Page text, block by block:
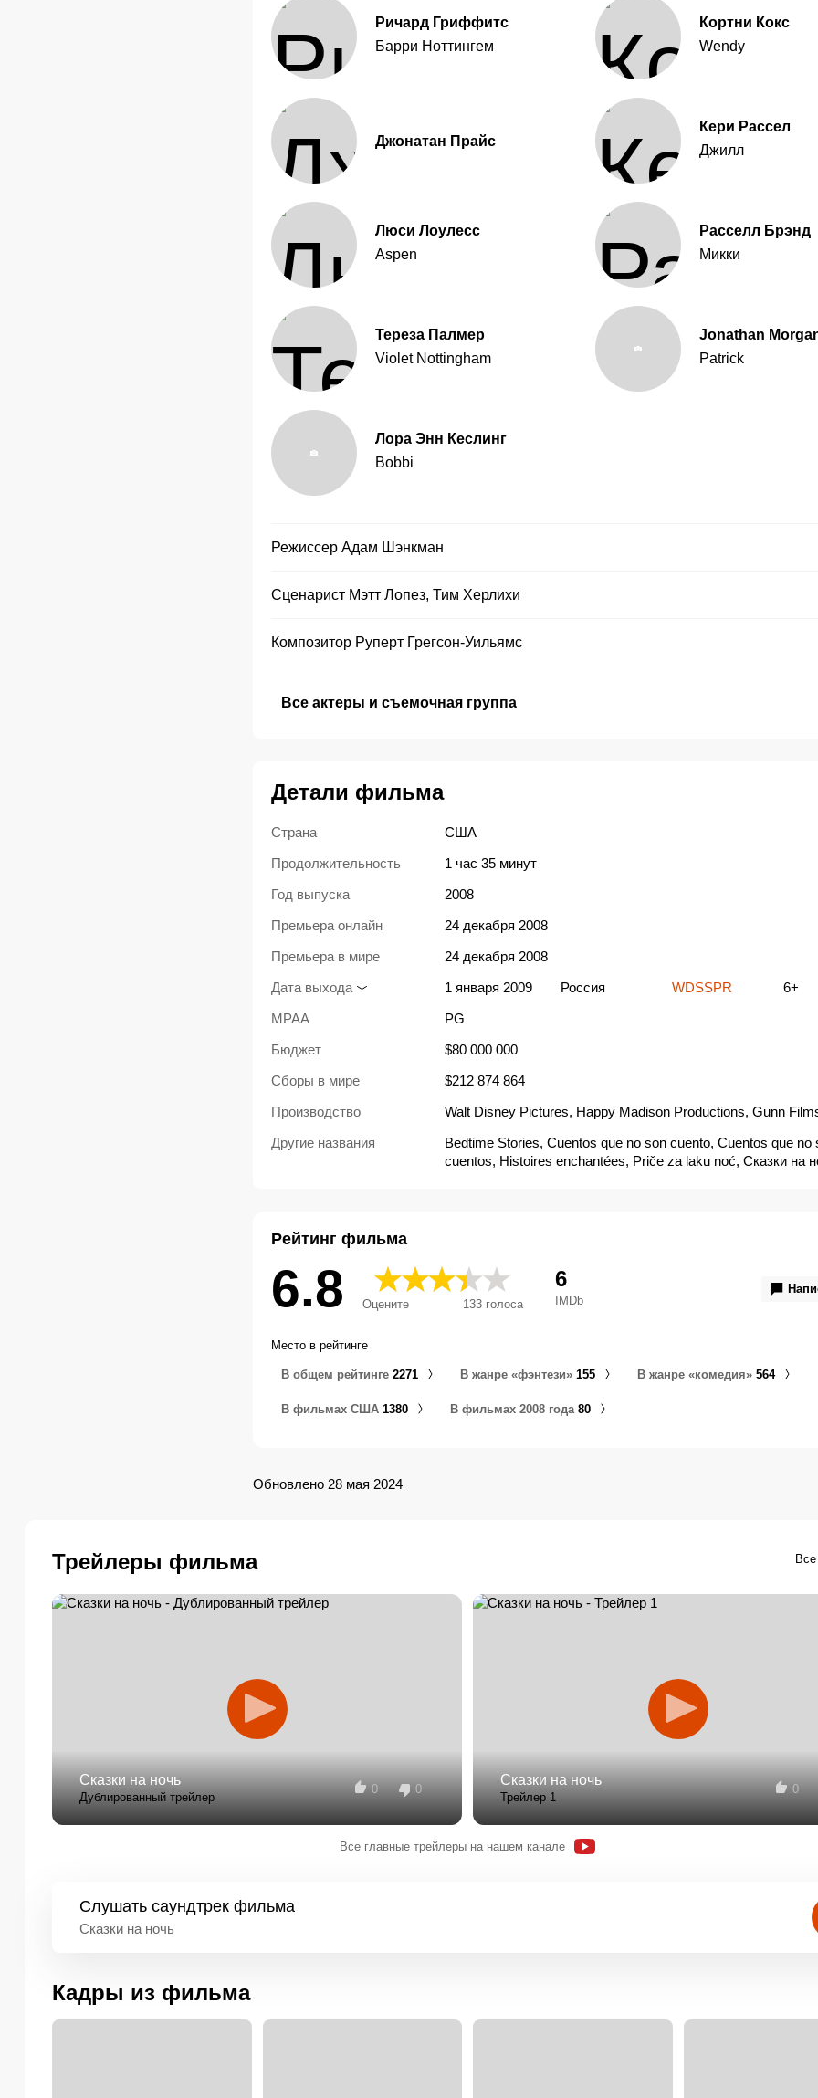
Ричард Гриффитс
Барри Ноттингем
Кортни Кокс
Wendy
Джонатан Прайс
Кери Рассел
Джилл
Люси Лоулесс
Aspen
Расселл Брэнд
Микки
Тереза Палмер
Violet Nottingham
Jonathan
Patrick
Лора Энн Кеслинг
Bobbi
Режиссер Адам Шэнкман
Сценарист Мэтт Лопез, Тим Херлихи
Композитор Руперт Грегсон-Уильямс
Все актеры и съемочная группа
Детали фильма
Страна
США
Продолжительность
1 час 35 минут
Год выпуска
2008
Премьера онлайн
24 декабря 2008
Премьера в мире
24 декабря 2008
Дата выхода
1 января 2009 Россия WDSSPR
6+
MPAA
PG
Бюджет
$80 000 000
Сборы в мире
$212 874 864
Производство
Walt Disney Pictures, Happy Madison Productions, Gunn
Другие названия
Bedtime Stories, Cuentos que no son cuento, Cuentos que no
cuentos, Histoires enchantées, Priče za laku noć, Сказки на
Vakaro pasakojimai, Yataq nağılları, Zgodbe za lahko noc,
καληνύχτα, Казки на ніч, Приказки за лека нощ, Түнгі
タイム・ストーリー, 天方夜談, 睡前故事, 魔法童話夜,
Рейтинг фильма
6.8 Оцените 133голоса
6
IMDb
Место в рейтинге
В общем рейтинге 2271 В жанре «фэнтези» 155 В жанре «комедия» 564
В фильмах США 1380 В фильмах 2008 года 80
Обновлено 28 мая 2024
Трейлеры фильма
Сказки на ночь
Дублированный трейлер
0 0
Сказки на ночь
Трейлер 1
0
Все главные трейлеры на нашем канале
Слушать саундтрек фильма
Сказки на ночь
Кадры из фильма